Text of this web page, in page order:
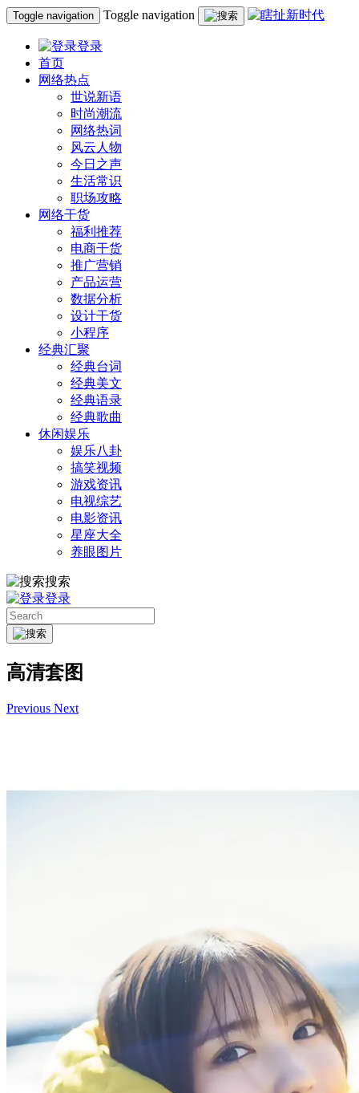
Toggle navigation Toggle navigation
登录
首页
网络热点
世说新语
时尚潮流
网络热词
风云人物
今日之声
生活常识
职场攻略
网络干货
福利推荐
电商干货
推广营销
产品运营
数据分析
设计干货
小程序
经典汇聚
经典台词
经典美文
经典语录
经典歌曲
休闲娱乐
娱乐八卦
搞笑视频
游戏资讯
电视综艺
电影资讯
星座大全
养眼图片
搜索
登录
高清套图
Previous Next